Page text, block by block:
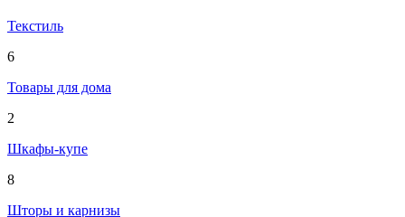
Текстиль
6
Товары для дома
2
Шкафы-купе
8
Шторы и карнизы